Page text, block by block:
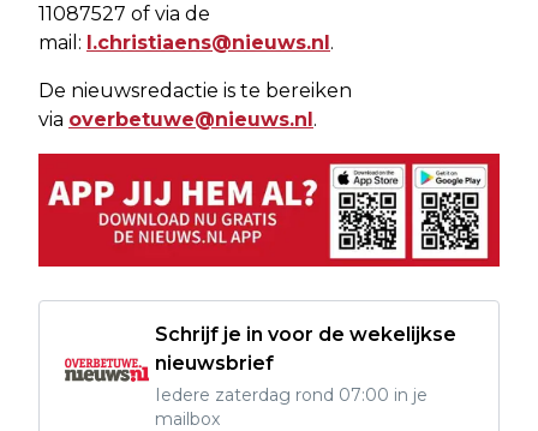
11087527 of via de
mail: l.christiaens@nieuws.nl.
De nieuwsredactie is te bereiken
via overbetuwe@nieuws.nl.
Schrijf je in voor de wekelijkse
nieuwsbrief
Iedere zaterdag rond 07:00 in je
mailbox